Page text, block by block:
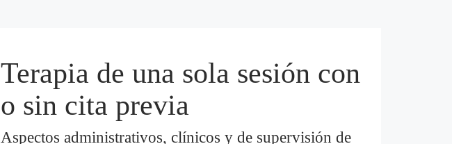
Terapia de una sola sesión con
o sin cita previa
Aspectos administrativos, clínicos y de supervisión de